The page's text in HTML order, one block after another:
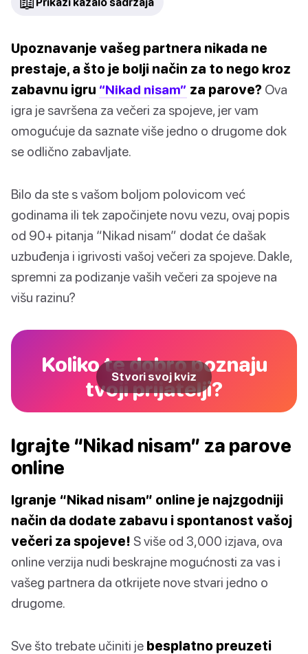
Upoznavanje vašeg partnera nikada ne
prestaje, a što je bolji način za to nego kroz
zabavnu igru “Nikad nisam” za parove? Ova
igra je savršena za večeri za spojeve, jer vam
omogućuje da saznate više jedno o drugome dok
se odlično zabavljate.
Bilo da ste s vašom boljom polovicom već
godinama ili tek započinjete novu vezu, ovaj popis
od 90+ pitanja “Nikad nisam” dodat će dašak
uzbuđenja i igrivosti vašoj večeri za spojeve. Dakle,
spremni za podizanje vaših večeri za spojeve na
višu razinu?
Koliko te dobro poznaju
tvoji prijatelji?
Stvori svoj kviz
Igrajte “Nikad nisam” za parove
online
Igranje “Nikad nisam” online je najzgodniji
način da dodate zabavu i spontanost vašoj
večeri za spojeve! S više od 3,000 izjava, ova
online verzija nudi beskrajne mogućnosti za vas i
vašeg partnera da otkrijete nove stvari jedno o
drugome.
Sve što trebate učiniti je besplatno preuzeti